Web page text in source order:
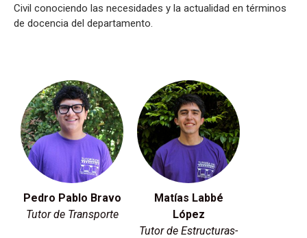
Civil conociendo las necesidades y la actualidad en términos
de docencia del departamento.
Pedro Pablo Bravo
Tutor de Transporte
Matías Labbé
López
Tutor de Estructuras-